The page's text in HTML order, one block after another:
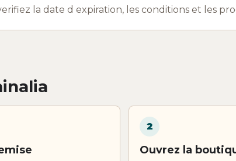
la date d expiration, les conditions et les
2
Ouvrez la